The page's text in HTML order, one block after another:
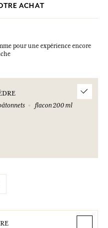
ACHAT
pour une expérience encore
flacon 200 ml